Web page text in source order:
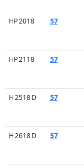
HP 2018 57
HP 2118 57
H 2518 D 57
H 2618 D 57